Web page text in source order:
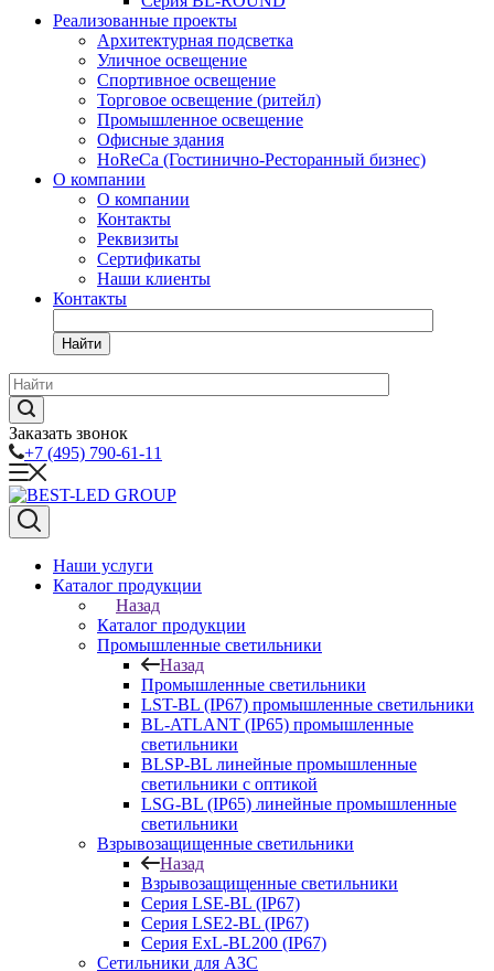
Реализованные проекты
Архитектурная подсветка
Уличное освещение
Спортивное освещение
Торговое освещение (ритейл)
Промышленное освещение
Офисные здания
HoReCa (Гостинично-Ресторанный бизнес)
О компании
О компании
Контакты
Реквизиты
Сертификаты
Наши клиенты
Контакты
Найти
Заказать звонок
+7 (495) 790-61-11
Наши услуги
Каталог продукции
Назад
Каталог продукции
Промышленные светильники
Назад
Промышленные светильники
LST-BL (IP67) промышленные светильники
BL-ATLANT (IP65) промышленные
светильники
BLSP-BL линейные промышленные
светильники с оптикой
LSG-BL (IP65) линейные промышленные
светильники
Взрывозащищенные светильники
Назад
Взрывозащищенные светильники
Серия LSE-BL (IP67)
Серия LSE2-BL (IP67)
Серия ExL-BL200 (IP67)
Сетильники для АЗС